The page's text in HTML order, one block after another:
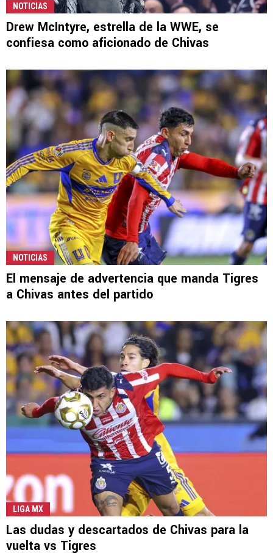
NOTICIAS
Drew McIntyre, estrella de la WWE, se
confiesa como aficionado de Chivas
NOTICIAS
El mensaje de advertencia que manda Tigres
a Chivas antes del partido
LIGA MX
Las dudas y descartados de Chivas para la
vuelta vs Tigres